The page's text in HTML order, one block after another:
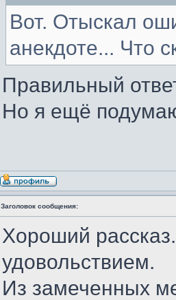
Вот. Отыскал
анекдоте... Что
Правильный
Но я ещё
Заголовок сообщения:
Хороший
удовольствием.
Из замеченных